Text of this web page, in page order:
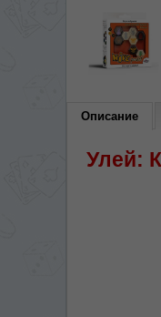
Описание
Улей: